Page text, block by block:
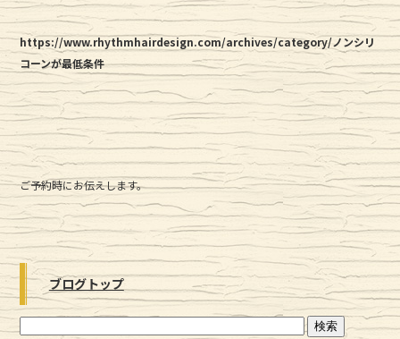
https://www.rhythmhairdesign.com/archives/category/ノンシリ
コーンが最低条件
ご予約時にお伝えします。
ブログトップ